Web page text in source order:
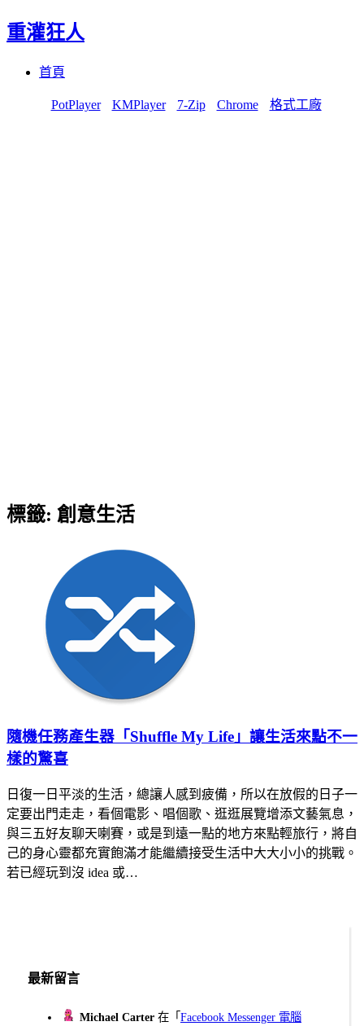
重灌狂人
首頁
PotPlayer KMPlayer 7-Zip Chrome 格式工廠
標籤: 創意生活
隨機任務產生器「Shuffle My Life」讓生活來點不一
樣的驚喜
日復一日平淡的生活，總讓人感到疲備，所以在放假的日子一
定要出門走走，看個電影、唱個歌、逛逛展覽增添文藝氣息，
與三五好友聊天喇賽，或是到遠一點的地方來點輕旅行，將自
己的身心靈都充實飽滿才能繼續接受生活中大大小小的挑戰。
若已經玩到沒 idea 或…
最新留言
Michael Carter 在「Facebook Messenger 電腦